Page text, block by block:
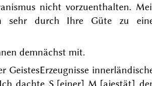
nicht vorzuenthalten.
sehr durch Ihre Güte zu
demnächst mit.
GeistesErzeugnisse
dachte S˖[einer] M˖[ajestät]